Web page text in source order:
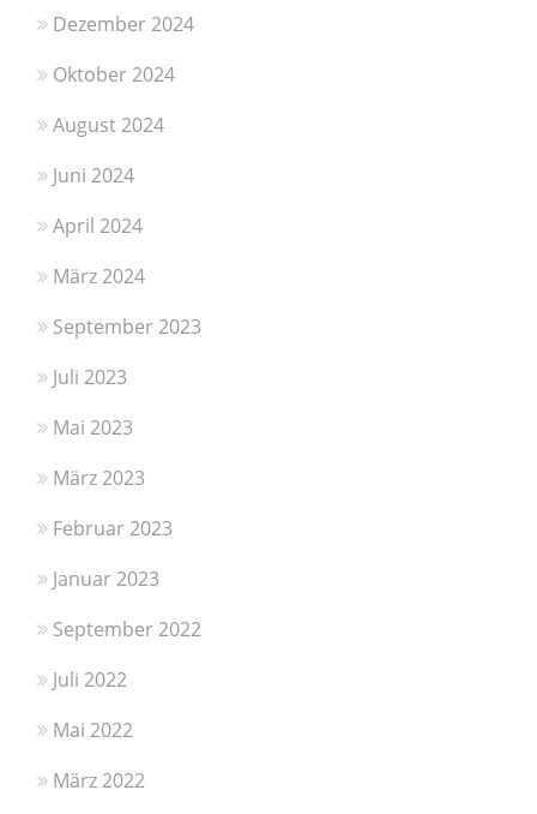
Dezember 2024
Oktober 2024
August 2024
Juni 2024
April 2024
März 2024
September 2023
Juli 2023
Mai 2023
März 2023
Februar 2023
Januar 2023
September 2022
Juli 2022
Mai 2022
März 2022